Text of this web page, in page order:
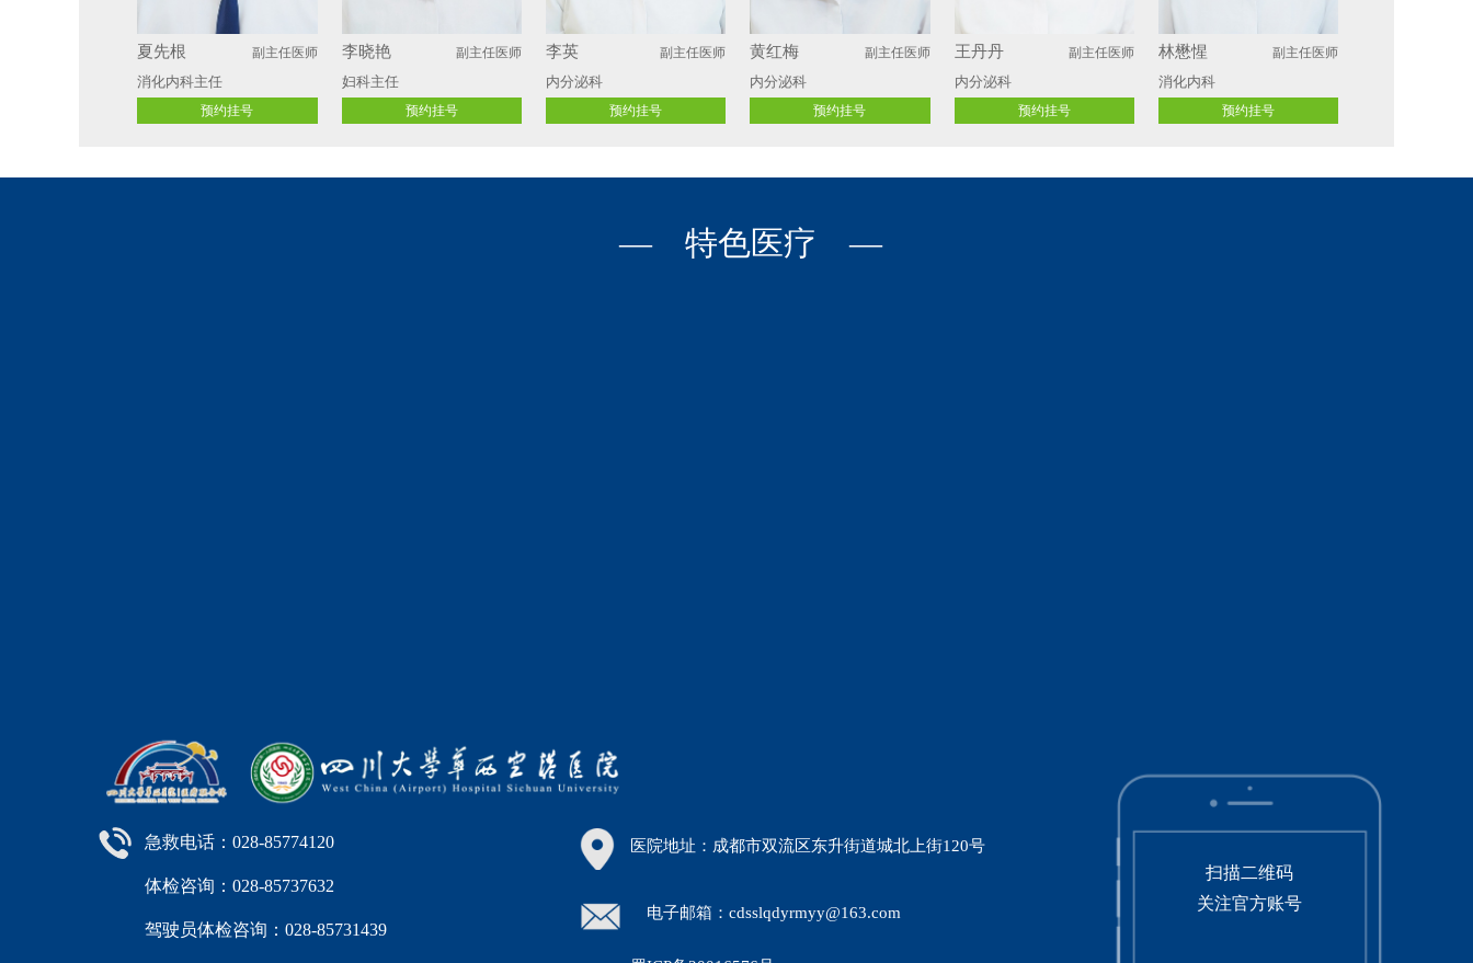
夏先根 副主任医师
消化内科主任
预约挂号
李晓艳 副主任医师
妇科主任
预约挂号
李英 副主任医师
内分泌科
预约挂号
黄红梅 副主任医师
内分泌科
预约挂号
王丹丹 副主任医师
内分泌科
预约挂号
林懋惺 副主任医师
消化内科
预约挂号
— 特色医疗 —
医院地址：成都市双流区东升街道城北上街120号
电子邮箱：cdsslqdyrmyy@163.com
扫描二维码
关注官方账号
急救电话：028-85774120
体检咨询：028-85737632
驾驶员体检咨询：028-85731439